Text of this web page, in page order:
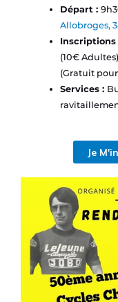
Départ :
Allobroges,
Inscriptions
(10€
(Gratuit
Services :
Je